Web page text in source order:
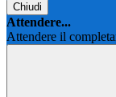
Chiudi
Attendere...
Attendere il